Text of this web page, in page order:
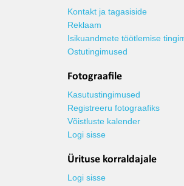
Kontakt ja tagasiside
Reklaam
Isikuandmete töötlemise
Ostutingimused
Fotograafile
Kasutustingimused
Registreeru fotograafiks
Võistluste kalender
Logi sisse
Ürituse korraldajale
Logi sisse